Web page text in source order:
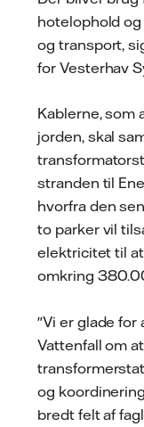
hotelophold
og transport,
for Vesterhav
Kablerne, som
jorden, skal
stranden til
hvorfra den
to parker vil
elektricitet til
omkring
"Vi er glade for
Vattenfall om
og
bredt felt af